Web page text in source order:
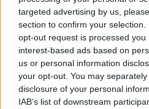
targeted advertising by us,
section to confirm your
opt-out request is processed you
interest-based ads based on
us or personal information
your opt-out. You may
disclosure of your personal
IAB’s list of downstream
Nerimą kelianti tendencija
klausimas ir specialistams:
tinkluose
Žinios | Lietuvos diena